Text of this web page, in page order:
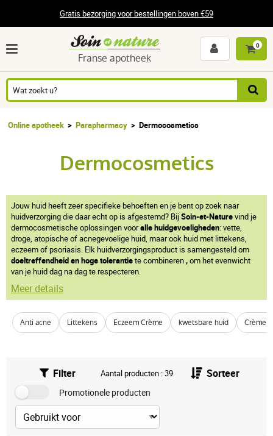
Gratis bezorging voor bestellingen boven €59
Franse apotheek
0
Online apotheek Parapharmacy Dermocosmetics
Dermocosmetics
Jouw huid heeft zeer specifieke behoeften en je bent op zoek naar
huidverzorging die daar echt op is afgestemd? Bij Soin-et-Naturevind je
dermocosmetische oplossingen vooralle huidgevoeligheden: vette,
droge, atopische of acnegevoelige huid, maar ook huid met littekens,
eczeem of psoriasis. Elk huidverzorgingsproduct is samengesteld om
doeltreffendheid en hoge tolerantiete combineren,om het evenwicht
van je huid dag na dag te respecteren.
Meer details
Anti acne Littekens Eczeem Crème kwetsbare huid Crème
Filter Aantal producten : 39 Sorteer
Promotionele producten